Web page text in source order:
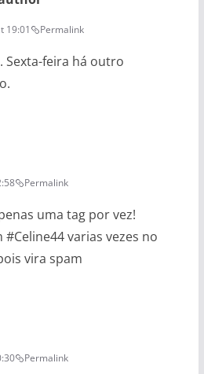
19:01 Permalink
Sexta-feira há outro
Permalink
uma tag por vez!
varias vezes no
vira spam
Permalink